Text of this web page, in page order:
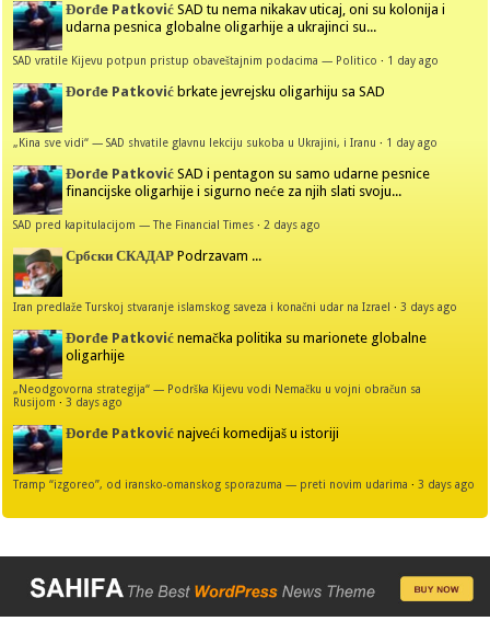
Đorđe Patković SAD tu nema nikakav uticaj, oni su kolonija i
udarna pesnica globalne oligarhije a ukrajinci su...
SAD vratile Kijevu potpun pristup obaveštajnim podacima — Politico · 1 day ago
Đorđe Patković brkate jevrejsku oligarhiju sa SAD
„Kina sve vidi“ — SAD shvatile glavnu lekciju sukoba u Ukrajini, i Iranu · 1 day ago
Đorđe Patković SAD i pentagon su samo udarne pesnice
financijske oligarhije i sigurno neće za njih slati svoju...
SAD pred kapitulacijom — The Financial Times · 2 days ago
Србски СКАДАР Podrzavam ...
Iran predlaže Turskoj stvaranje islamskog saveza i konačni udar na Izrael ·3 days ago
Đorđe Patković nemačka politika su marionete globalne
oligarhije
„Neodgovorna strategija“ — Podrška Kijevu vodi Nemačku u vojni obračun sa
Rusijom ·3 days ago
Đorđe Patković najveći komedijaš u istoriji
Tramp “izgoreo”, od iransko-omanskog sporazuma — preti novim udarima ·3 days ago